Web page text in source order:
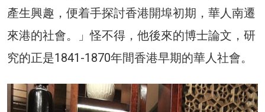
產生興趣，便着手探討香港開埠初期，華人南遷
來港的社會。」怪不得，他後來的博士論文，研
究的正是1841-1870年間香港早期的華人社會。